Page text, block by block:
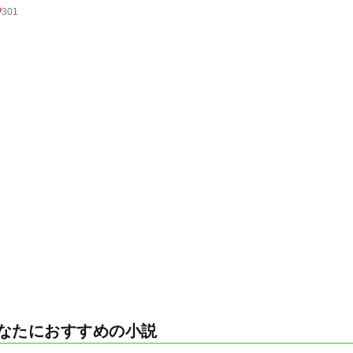
301
たにおすすめの小説